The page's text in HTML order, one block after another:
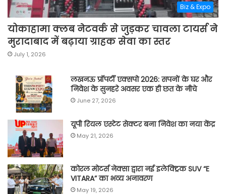
Biz & Expo
योकाहामा क्लब नेटवर्क से जुड़कर चावला टायर्स ने
मुरादाबाद में बढ़ाया ग्राहक सेवा का स्तर
July 1, 2026
लखनऊ प्रॉपर्टी एक्सपो 2026: सपनों के घर और
निवेश के सुनहरे अवसर एक ही छत के नीचे
June 27, 2026
यूपी रियल एस्टेट सेक्टर बना निवेश का नया केंद्र
May 21, 2026
कोरल मोटर्स नेक्सा द्वारा नई इलेक्ट्रिक SUV “E
VITARA” का भव्य अनावरण
May 19, 2026